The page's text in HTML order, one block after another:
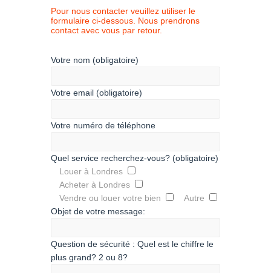
Pour nous contacter veuillez utiliser le
formulaire ci-dessous. Nous prendrons
contact avec vous par retour.
Votre nom (obligatoire)
Votre email (obligatoire)
Votre numéro de téléphone
Quel service recherchez-vous? (obligatoire)
Louer à Londres
Acheter à Londres
Vendre ou louer votre bien
Autre
Objet de votre message:
Question de sécurité : Quel est le chiffre le
plus grand? 2 ou 8?